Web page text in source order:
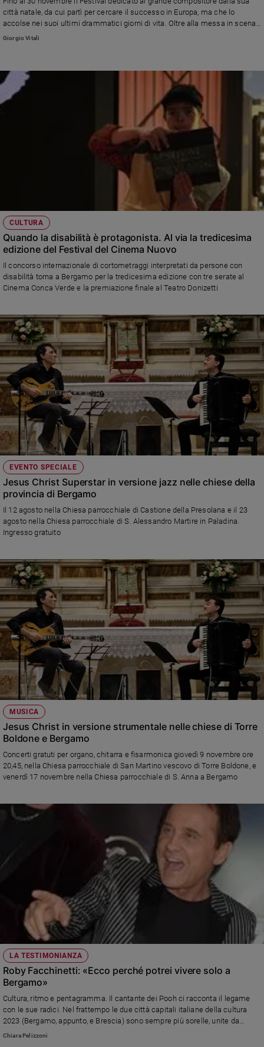
Sanremo
2026
Cinema,
streaming
Libri
Nonni
Coppia
Scuola
e
giovani
Adolescenza
Vai
Riflessioni
Foto
Video
Podcast
Privacy
Policy
Chi
siamo
Contatti
Pubblicità
Registrati
Redazione
Social
città natale, da cui partì per cercare il successo in Europa, ma che lo
accolse nei suoi ultimi drammatici giorni di vita. Oltre alla messa in scena
di quattro sue opere, molti eventi dedicati alla cittadinanza
Giorgio Vitali
CULTURA
Quando la disabilità è protagonista. Al via la tredicesima
edizione del Festival del Cinema Nuovo
Il concorso internazionale di cortometraggi interpretati da persone con
disabilità torna a Bergamo per la tredicesima edizione con tre serate al
Cinema Conca Verde e la premiazione finale al Teatro Donizetti
EVENTO SPECIALE
Jesus Christ Superstar in versione jazz nelle chiese della
provincia di Bergamo
Il 12 agosto nella Chiesa parrocchiale di Castione della Presolana e il 23
agosto nella Chiesa parrocchiale di S. Alessandro Martire in Paladina.
Ingresso gratuito
MUSICA
Jesus Christ in versione strumentale nelle chiese di Torre
Boldone e Bergamo
Concerti gratuti per organo, chitarra e fisarmonica giovedì 9 novembre ore
20,45, nella Chiesa parrocchiale di San Martino vescovo di Torre Boldone, e
venerdì 17 novembre nella Chiesa parrocchiale di S. Anna a Bergamo
LA TESTIMONIANZA
Roby Facchinetti: «Ecco perché potrei vivere solo a
Bergamo»
Cultura, ritmo e pentagramma. Il cantante dei Pooh ci racconta il legame
con le sue radici. Nel frattempo le due città capitali italiane della cultura
2023 (Bergamo, appunto, e Brescia) sono sempre più sorelle, unite da
"Thegate2023" che le collega in tempo reale. Sul numero di Famiglia
Chiara Pelizzoni